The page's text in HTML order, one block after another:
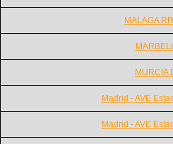
MALAGA
MURCIA
Madrid - AVE
Madrid - AVE